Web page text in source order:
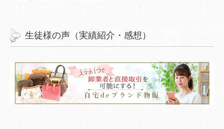
生徒様の声（実績紹介・感想）